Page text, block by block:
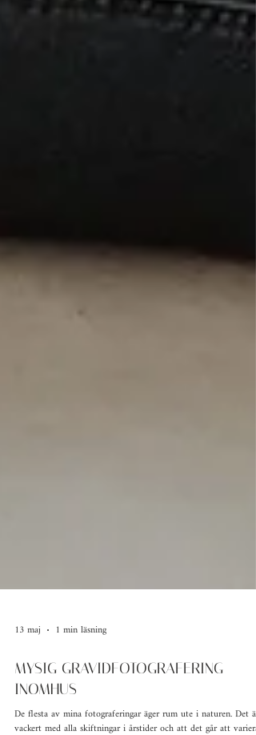
13 maj 1 min läsning
MYSIG GRAVIDFOTOGRAFERING